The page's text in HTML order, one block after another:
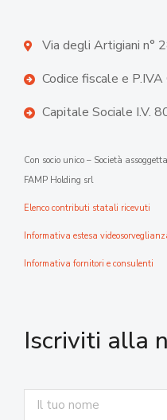
Via degli Artigiani n°
Codice fiscale e
Capitale Sociale I.V.
Con socio unico – Società
FAMP Holding srl
Elenco contributi statali ricevuti
Informativa estesa
Informativa fornitori e consulenti
Iscriviti alla